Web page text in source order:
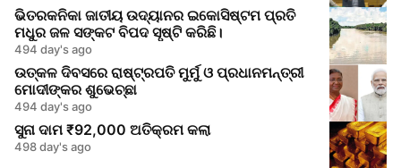
ଭିତରକନିକା ଜାତୀୟ ଉଦ୍ୟାନର ଇକୋସିଷ୍ଟମ ପ୍ରତି
ମଧୁର ଜଳ ସଙ୍କଟ ବିପଦ ସୃଷ୍ଟି କରିଛି।
494 day's ago
ଉତ୍କଳ ଦିବସରେ ରାଷ୍ଟ୍ରପତି ମୁର୍ମୁ ଓ ପ୍ରଧାନମନ୍ତ୍ରୀ
ମୋଦୀଙ୍କର ଶୁଭେଚ୍ଛା
494 day's ago
ସୁନା ଦାମ ₹92,000 ଅତିକ୍ରମ କଲା
498 day's ago